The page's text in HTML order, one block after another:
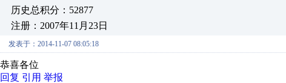
历史总积分：52877
注册：2007年11月23日
发表于：2014-11-07 08:05:18
恭喜各位
回复 引用 举报